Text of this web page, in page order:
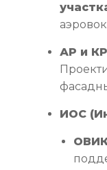
АР и
ИОС